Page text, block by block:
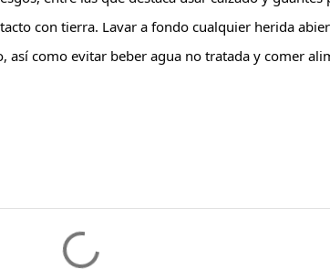
con tierra. Lavar a fondo cualquier herida
así como evitar beber agua no tratada y comer